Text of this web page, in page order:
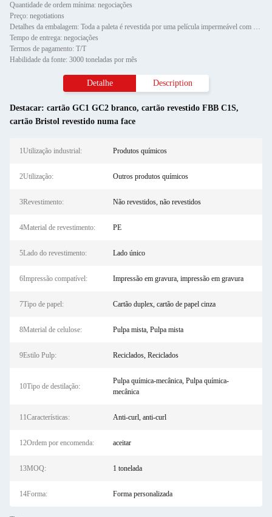
Quantidade de ordem mínima: negociações
Preço: negotiations
Detalhes da embalagem: Toda a paleta é revestida por uma película impermeável com protetor de canto de papel e fixada por d
Tempo de entrega: negociações
Termos de pagamento: T/T
Habilidade da fonte: 3000 toneladas por mês
Detalhe Description
Destacar: cartão GC1 GC2 branco, cartão revestido FBB C1S,
cartão Bristol revestido numa face
1Utilização industrial: Produtos químicos
2Utilização: Outros produtos químicos
3Revestimento: Não revestidos, não revestidos
4Material de revestimento: PE
5Lado do revestimento: Lado único
6Impressão compatível: Impressão em gravura, impressão em gravura
7Tipo de papel: Cartão duplex, cartão de papel cinza
8Material de celulose: Pulpa mista, Pulpa mista
9Estilo Pulp: Reciclados, Reciclados
10Tipo de destilação:
Pulpa química-mecânica, Pulpa química-
mecânica
11Características: Anti-curl, anti-curl
12Ordem por encomenda: aceitar
13MOQ: 1 tonelada
14Forma: Forma personalizada